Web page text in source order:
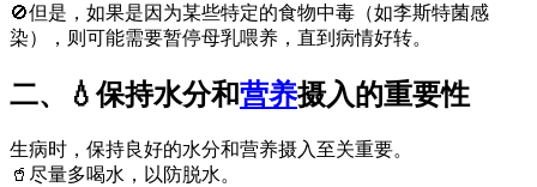
🚫但是，如果是因为某些特定的食物中毒（如李斯特菌感
染），则可能需要暂停母乳喂养，直到病情好转。
二、💧保持水分和营养摄入的重要性
生病时，保持良好的水分和营养摄入至关重要。
🥤尽量多喝水，以防脱水。